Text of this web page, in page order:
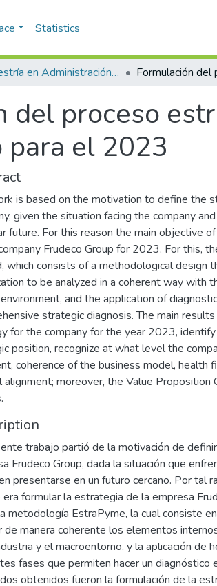
Statistics
Maestría en Administración - MBA (tesis)
del proceso
para el 2023
is based on the motivation to define the
given the situation facing the company
future. For this reason the main objective
Frudeco Group for 2023. For this,
which consists of a methodological
to be analyzed in a coherent way with
and the application of
strategic diagnosis. The main
for the company for the year 2023,
position, recognize at what level the
coherence of the business model, health
alignment; moreover, the Value Proposition
trabajo partió de la motivación de
Frudeco Group, dada la situación que
presentarse en un futuro cercano. Por tal
formular la estrategia de la empresa
metodología EstraPyme, la cual consiste
de manera coherente los elementos
y el macroentorno, y la aplicación de
fases que permiten hacer un diagnóstico
obtenidos fueron la formulación de la